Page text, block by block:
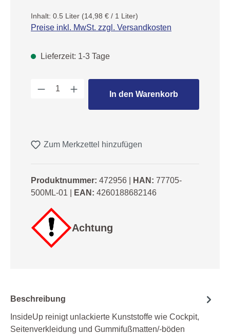
Inhalt: 0.5 Liter (14,98 € / 1 Liter)
Preise inkl. MwSt. zzgl. Versandkosten
Lieferzeit: 1-3 Tage
Produkt Anzahl: Gib den
In den Warenkorb
Zum Merkzettel hinzufügen
Produktnummer: 472956 HAN: 77705-
500ML-01
EAN: 4260188682146
Achtung
Beschreibung
InsideUp reinigt unlackierte Kunststoffe wie Cockpit,
Seitenverkleidung und Gummifußmatten/-böden